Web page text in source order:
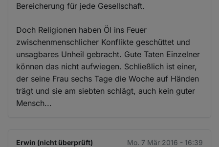
Bereicherung für jede Gesellschaft.
Doch Religionen haben Öl ins Feuer
zwischenmenschlicher Konflikte geschüttet und
unsagbares Unheil gebracht. Gute Taten Einzelner
können das nicht aufwiegen. Schließlich ist einer,
der seine Frau sechs Tage die Woche auf Händen
trägt und sie am siebten schlägt, auch kein guter
Mensch...
Erwin (nicht überprüft) Mo. 7 Mär 2016 - 16:39